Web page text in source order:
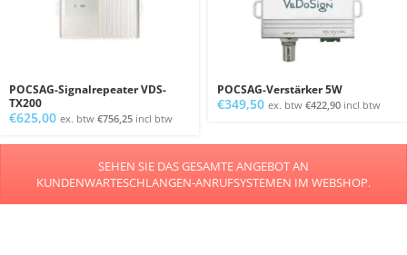
POCSAG-Signalrepeater VDS-
TX200
€625,00 ex. btw €756,25 incl btw
POCSAG-Verstärker 5W
€349,50 ex. btw €422,90 incl btw
SEHEN SIE DAS GESAMTE ANGEBOT AN
KUNDENWARTESCHLANGEN-ANRUFSYSTEMEN IM WEBSHOP.